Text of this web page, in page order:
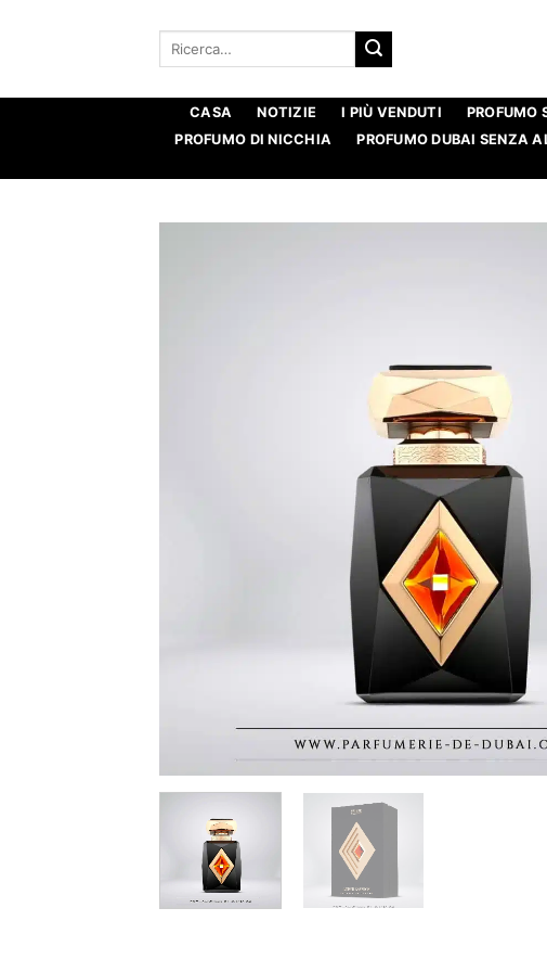
Ricerca
CASA NOTIZIE I PIÙ VENDUTI PROFUMO
PROFUMO DI NICCHIA
PROFUMO DUBAI SENZA